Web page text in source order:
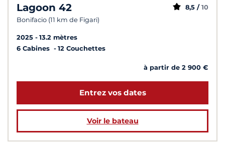
Lagoon 42
Bonifacio (11 km de Figari)
8,5 / 10
2025
13.2 mètres
6 Cabines
12 Couchettes
à partir de 2 900 €
Entrez vos dates
Voir le bateau